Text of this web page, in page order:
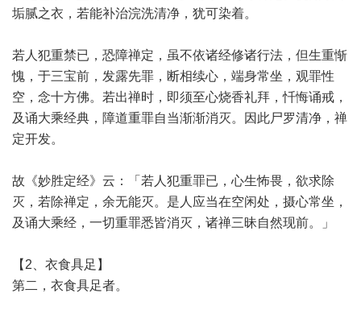
垢腻之衣，若能补治浣洗清净，犹可染着。
若人犯重禁已，恐障禅定，虽不依诸经修诸行法，但生重惭
愧，于三宝前，发露先罪，断相续心，端身常坐，观罪性
空，念十方佛。若出禅时，即须至心烧香礼拜，忏悔诵戒，
及诵大乘经典，障道重罪自当渐渐消灭。因此尸罗清净，禅
定开发。
故《妙胜定经》云：「若人犯重罪已，心生怖畏，欲求除
灭，若除禅定，余无能灭。是人应当在空闲处，摄心常坐，
及诵大乘经，一切重罪悉皆消灭，诸禅三昧自然现前。」
【2、衣食具足】
第二，衣食具足者。